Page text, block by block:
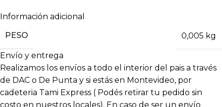
Información adicional
PESO
0,005 kg
Envío y entrega
Realizamos los envíos a todo el interior del pais a través
de DAC o De Punta y si estás en Montevideo, por
cadeteria Tami Express ( Podés retirar tu pedido sin
costo en nuestros locales). En caso de ser un envío